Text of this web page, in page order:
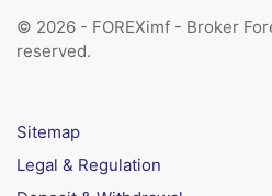
© 2026 - FOREXimf - Broker
reserved.
Sitemap
Legal & Regulation